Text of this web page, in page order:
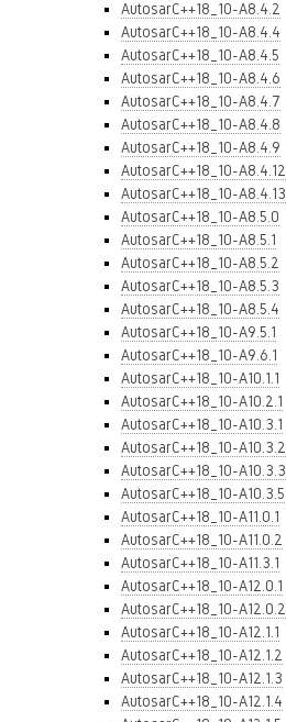
AutosarC++18_10-A8.4.2
AutosarC++18_10-A8.4.4
AutosarC++18_10-A8.4.5
AutosarC++18_10-A8.4.6
AutosarC++18_10-A8.4.7
AutosarC++18_10-A8.4.8
AutosarC++18_10-A8.4.9
AutosarC++18_10-A8.4.12
AutosarC++18_10-A8.4.13
AutosarC++18_10-A8.5.0
AutosarC++18_10-A8.5.1
AutosarC++18_10-A8.5.2
AutosarC++18_10-A8.5.3
AutosarC++18_10-A8.5.4
AutosarC++18_10-A9.5.1
AutosarC++18_10-A9.6.1
AutosarC++18_10-A10.1.1
AutosarC++18_10-A10.2.1
AutosarC++18_10-A10.3.1
AutosarC++18_10-A10.3.2
AutosarC++18_10-A10.3.3
AutosarC++18_10-A10.3.5
AutosarC++18_10-A11.0.1
AutosarC++18_10-A11.0.2
AutosarC++18_10-A11.3.1
AutosarC++18_10-A12.0.1
AutosarC++18_10-A12.0.2
AutosarC++18_10-A12.1.1
AutosarC++18_10-A12.1.2
AutosarC++18_10-A12.1.3
AutosarC++18_10-A12.1.4